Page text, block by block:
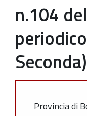
n.104
Seconda)
Provincia di